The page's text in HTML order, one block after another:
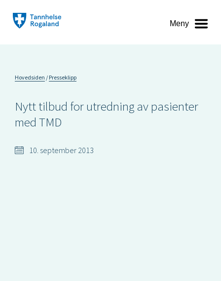
Meny
Hovedsiden Presseklipp
Nytt tilbud for utredning av pasienter
med TMD
10. september 2013